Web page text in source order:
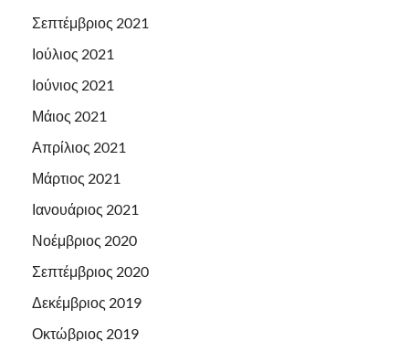
Σεπτέμβριος 2021
Ιούλιος 2021
Ιούνιος 2021
Μάιος 2021
Απρίλιος 2021
Μάρτιος 2021
Ιανουάριος 2021
Νοέμβριος 2020
Σεπτέμβριος 2020
Δεκέμβριος 2019
Οκτώβριος 2019